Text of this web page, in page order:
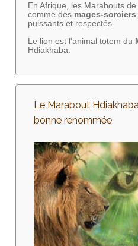
En Afrique, les Marabouts
comme des mages-sorciers
puissants et respectés.
Le lion est l'animal totem du
Hdiakhaba.
Le Marabout
bonne renommée